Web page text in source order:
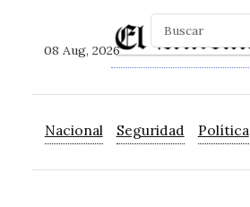
08 Aug, 2026
Nacional Seguridad Política